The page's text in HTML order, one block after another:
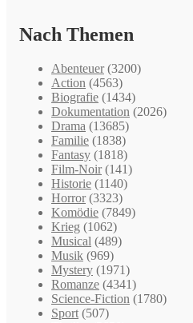
Nach Themen
Abenteuer (3200)
Action (4563)
Biografie (1434)
Dokumentation (2026)
Drama (13685)
Familie (1838)
Fantasy (1818)
Film-Noir (141)
Historie (1140)
Horror (3323)
Komödie (7849)
Krieg (1062)
Musical (489)
Musik (969)
Mystery (1971)
Romanze (4341)
Science-Fiction (1780)
Sport (507)